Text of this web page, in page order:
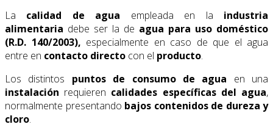
La calidad de agua empleada en la industria
alimentaria debe ser la de agua para uso doméstico
(R.D. 140/2003), especialmente en caso de que el agua
entre en contacto directo con el producto.
Los distintos puntos de consumo de agua en una
instalación requieren calidades específicas del agua,
normalmente presentando bajos contenidos de dureza y
cloro.